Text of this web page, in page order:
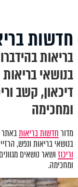
חדשות
בריאות
בנושאי
דיכאון, קשב
ומחכימה
מדורחדשות בריאותבאתר
בנושאי בריאות ונפש,
וריכוזושאר נושאים
ומחכימה.